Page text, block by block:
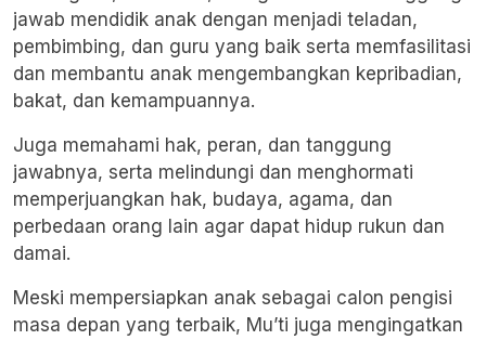
jawab mendidik anak dengan menjadi teladan,
pembimbing, dan guru yang baik serta memfasilitasi
dan membantu anak mengembangkan kepribadian,
bakat, dan kemampuannya.
Juga memahami hak, peran, dan tanggung
jawabnya, serta melindungi dan menghormati
memperjuangkan hak, budaya, agama, dan
perbedaan orang lain agar dapat hidup rukun dan
damai.
Meski mempersiapkan anak sebagai calon pengisi
masa depan yang terbaik, Mu’ti juga mengingatkan